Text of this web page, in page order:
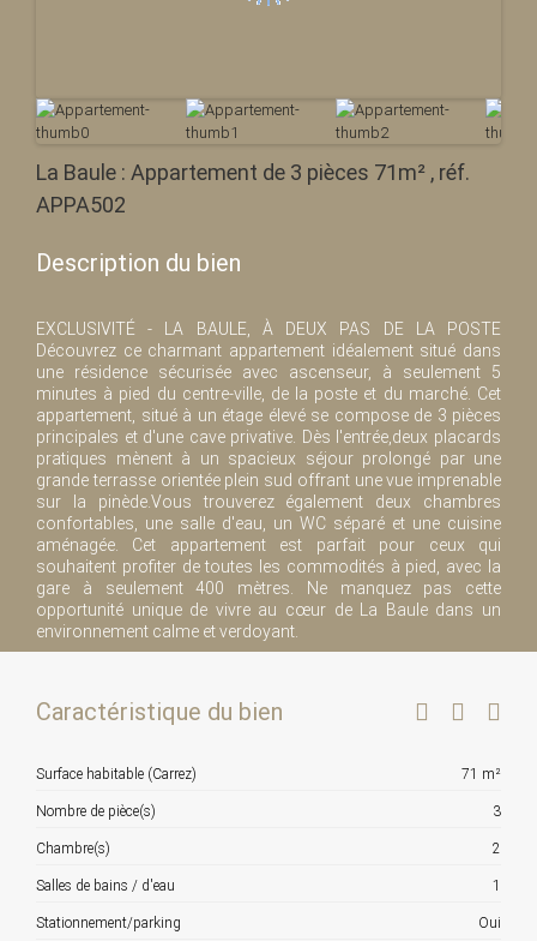
La Baule : Appartement de 3 pièces 71m² , réf.
APPA502
Description du bien
EXCLUSIVITÉ - LA BAULE, À DEUX PAS DE LA POSTE
Découvrez ce charmant appartement idéalement situé dans
une résidence sécurisée avec ascenseur, à seulement 5
minutes à pied du centre-ville, de la poste et du marché. Cet
appartement, situé à un étage élevé se compose de 3 pièces
principales et d'une cave privative. Dès l'entrée,deux placards
pratiques mènent à un spacieux séjour prolongé par une
grande terrasse orientée plein sud offrant une vue imprenable
sur la pinède.Vous trouverez également deux chambres
confortables, une salle d'eau, un WC séparé et une cuisine
aménagée. Cet appartement est parfait pour ceux qui
souhaitent profiter de toutes les commodités à pied, avec la
gare à seulement 400 mètres. Ne manquez pas cette
opportunité unique de vivre au cœur de La Baule dans un
environnement calme et verdoyant.
Caractéristique du bien
Surface habitable (Carrez) 71 m²
Nombre de pièce(s) 3
Chambre(s) 2
Salles de bains / d'eau 1
Stationnement/parking Oui